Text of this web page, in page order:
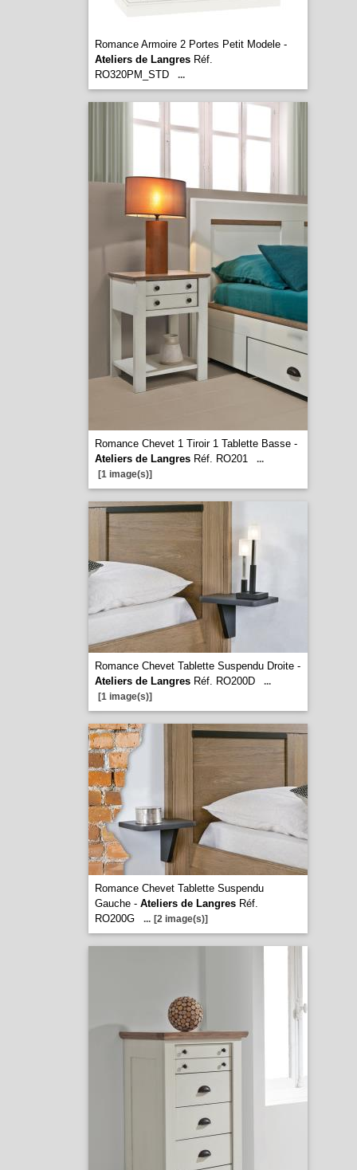
Romance Armoire 2 Portes Petit Modele -
Ateliers de LangresRéf.
RO320PM_STD
...
Romance Chevet 1 Tiroir 1 Tablette Basse -
Ateliers de LangresRéf. RO201
...
[1 image(s)]
Romance Chevet Tablette Suspendu Droite -
Ateliers de LangresRéf. RO200D
...
[1 image(s)]
Romance Chevet Tablette Suspendu
Gauche - Ateliers de LangresRéf.
RO200G
... [2 image(s)]